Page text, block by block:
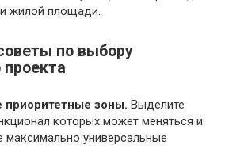
жилой площади.
по выбору
приоритетные зоны. Выделите
которых может меняться и
максимально универсальные